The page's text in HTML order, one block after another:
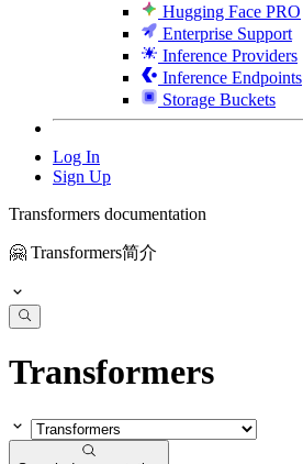
Hugging Face PRO
Enterprise Support
Inference Providers
Inference Endpoints
Storage Buckets
Log In
Sign Up
Transformers documentation
🤗 Transformers简介
Transformers